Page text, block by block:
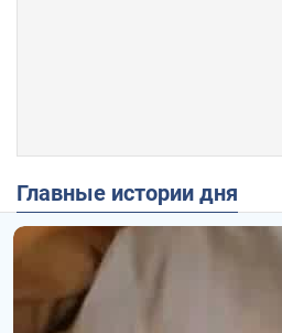
Главные истории дня